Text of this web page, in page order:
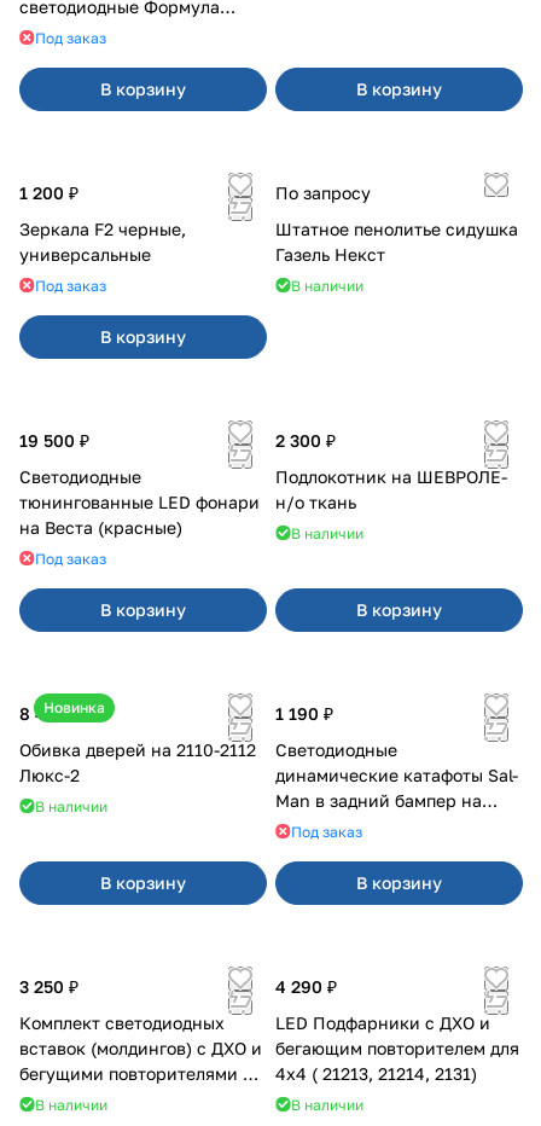
светодиодные Формула
Света
Под заказ
В корзину В корзину
1 200 ₽
Зеркала F2 черные,
универсальные
Под заказ
В корзину
По запросу
Штатное пенолитье сидушка
Газель Некст
В наличии
19 500 ₽
Светодиодные
тюнингованные LED фонари
на Веста (красные)
Под заказ
В корзину
2 300 ₽
Подлокотник на ШЕВРОЛЕ-
н/о ткань
В наличии
В корзину
Новинка
8 400 ₽
Обивка дверей на 2110-2112
Люкс-2
В наличии
В корзину
1 190 ₽
Светодиодные
динамические катафоты Sal-
Man в задний бампер на
Приора 2
Под заказ
В корзину
3 250 ₽
Комплект светодиодных
вставок (молдингов) с ДХО и
бегущими повторителями на
Веста
В наличии
4 290 ₽
LED Подфарники с ДХО и
бегающим повторителем для
4x4 ( 21213, 21214, 2131)
В наличии